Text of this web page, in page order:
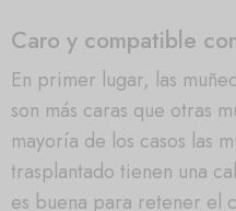
Caro y compatible
En primer lugar, las
son más caras que otras
mayoría de los casos las
trasplantado tienen una
es buena para retener el